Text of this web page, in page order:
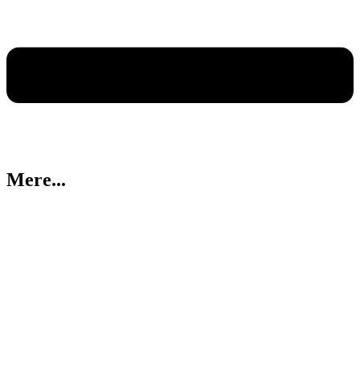
Mere...